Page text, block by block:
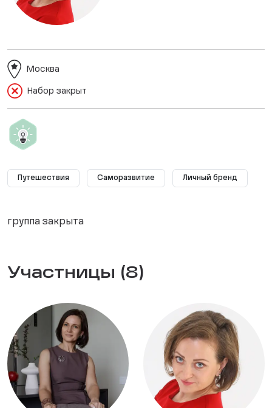
Набор закрыт
Москва
Путешествия Саморазвитие Личный бренд
группа закрыта
Участницы (8)